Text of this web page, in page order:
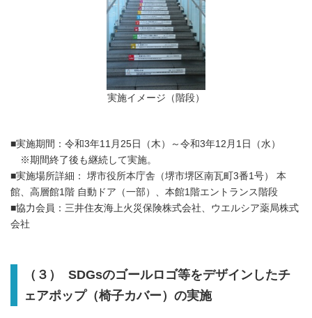
実施イメージ（階段）
■実施期間：令和3年11月25日（木）～令和3年12月1日（水）
※期間終了後も継続して実施。
■実施場所詳細： 堺市役所本庁舎（堺市堺区南瓦町3番1号） 本
館、高層館1階 自動ドア（一部）、本館1階エントランス階段
■協力会員：三井住友海上火災保険株式会社、ウエルシア薬局株式
会社
（３） SDGsのゴールロゴ等をデザインしたチ
ェアポップ（椅子カバー）の実施